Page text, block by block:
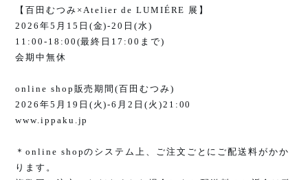
【百田むつみ ×Atelier de LUMIÉRE 展】
2026年5 月 15 日 (金)-20 日(水)
11:00-18:00(最終日 17:00 まで)
会期中無休
online shop 販売期間(百田むつみ)
2026年5 月 19 日 ( 火)-6 月2 日 ( 火 )21:00
www.ippaku.jp
＊online shopのシステム上、ご注文ごとにご配送料がかか
ります。